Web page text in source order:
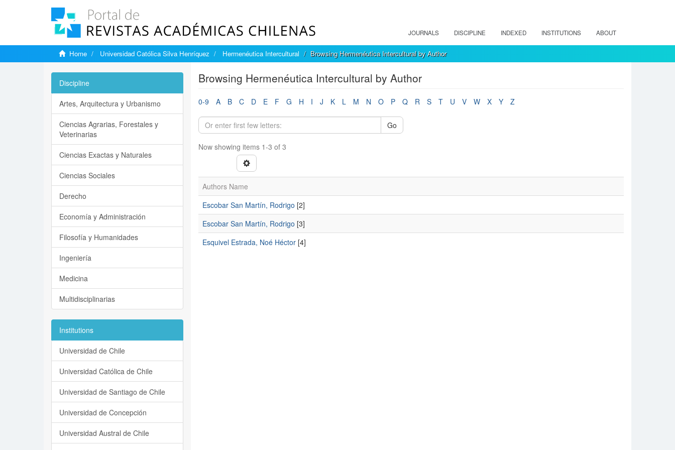
JOURNALS DISCIPLINE INDEXED INSTITUTIONS ABOUT
Home Universidad Católica Silva Henríquez Hermenéutica Intercultural Browsing Hermenéutica Intercultural by Author
Browsing Hermenéutica Intercultural by Author
0-9 A B C D E F G H I J K L M N O P Q R S T U V W X Y Z
Go
Now showing items 1-3 of 3
Authors Name
Escobar San Martín, Rodrigo [2]
Escobar San Martí­n, Rodrigo [3]
Esquivel Estrada, Noé Héctor[4]
Discipline
Artes, Arquitectura y Urbanismo
Ciencias Agrarias, Forestales y
Veterinarias
Ciencias Exactas y Naturales
Ciencias Sociales
Derecho
Economía y Administración
Filosofía y Humanidades
Ingeniería
Medicina
Multidisciplinarias
Institutions
Universidad de Chile
Universidad Católica de Chile
Universidad de Santiago de Chile
Universidad de Concepción
Universidad Austral de Chile